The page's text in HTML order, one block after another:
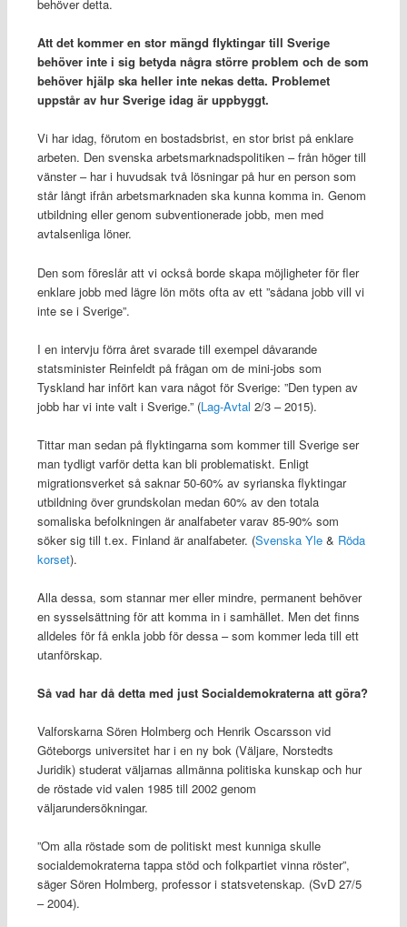
behöver detta.
Att det kommer en stor mängd flyktingar till Sverige
behöver inte i sig betyda några större problem och de som
behöver hjälp ska heller inte nekas detta. Problemet
uppstår av hur Sverige idag är uppbyggt.
Vi har idag, förutom en bostadsbrist, en stor brist på enklare
arbeten. Den svenska arbetsmarknadspolitiken – från höger till
vänster – har i huvudsak två lösningar på hur en person som
står långt ifrån arbetsmarknaden ska kunna komma in. Genom
utbildning eller genom subventionerade jobb, men med
avtalsenliga löner.
Den som föreslår att vi också borde skapa möjligheter för fler
enklare jobb med lägre lön möts ofta av ett ”sådana jobb vill vi
inte se i Sverige”.
I en intervju förra året svarade till exempel dåvarande
statsminister Reinfeldt på frågan om de mini-jobs som
Tyskland har infört kan vara något för Sverige: ”Den typen av
jobb har vi inte valt i Sverige.” (Lag-Avtal 2/3 – 2015).
Tittar man sedan på flyktingarna som kommer till Sverige ser
man tydligt varför detta kan bli problematiskt. Enligt
migrationsverket så saknar 50-60% av syrianska flyktingar
utbildning över grundskolan medan 60% av den totala
somaliska befolkningen är analfabeter varav 85-90% som
söker sig till t.ex. Finland är analfabeter. (Svenska Yle& Röda
korset).
Alla dessa, som stannar mer eller mindre, permanent behöver
en sysselsättning för att komma in i samhället. Men det finns
alldeles för få enkla jobb för dessa – som kommer leda till ett
utanförskap.
Så vad har då detta med just Socialdemokraterna att göra?
Valforskarna Sören Holmberg och Henrik Oscarsson vid
Göteborgs universitet har i en ny bok (Väljare, Norstedts
Juridik) studerat väljarnas allmänna politiska kunskap och hur
de röstade vid valen 1985 till 2002 genom
väljarundersökningar.
”Om alla röstade som de politiskt mest kunniga skulle
socialdemokraterna tappa stöd och folkpartiet vinna röster”,
säger Sören Holmberg, professor i statsvetenskap. (SvD 27/5
– 2004).